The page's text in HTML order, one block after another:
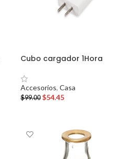
Cubo cargador 1Hora
Accesorios, Casa
$99.00 $54.45